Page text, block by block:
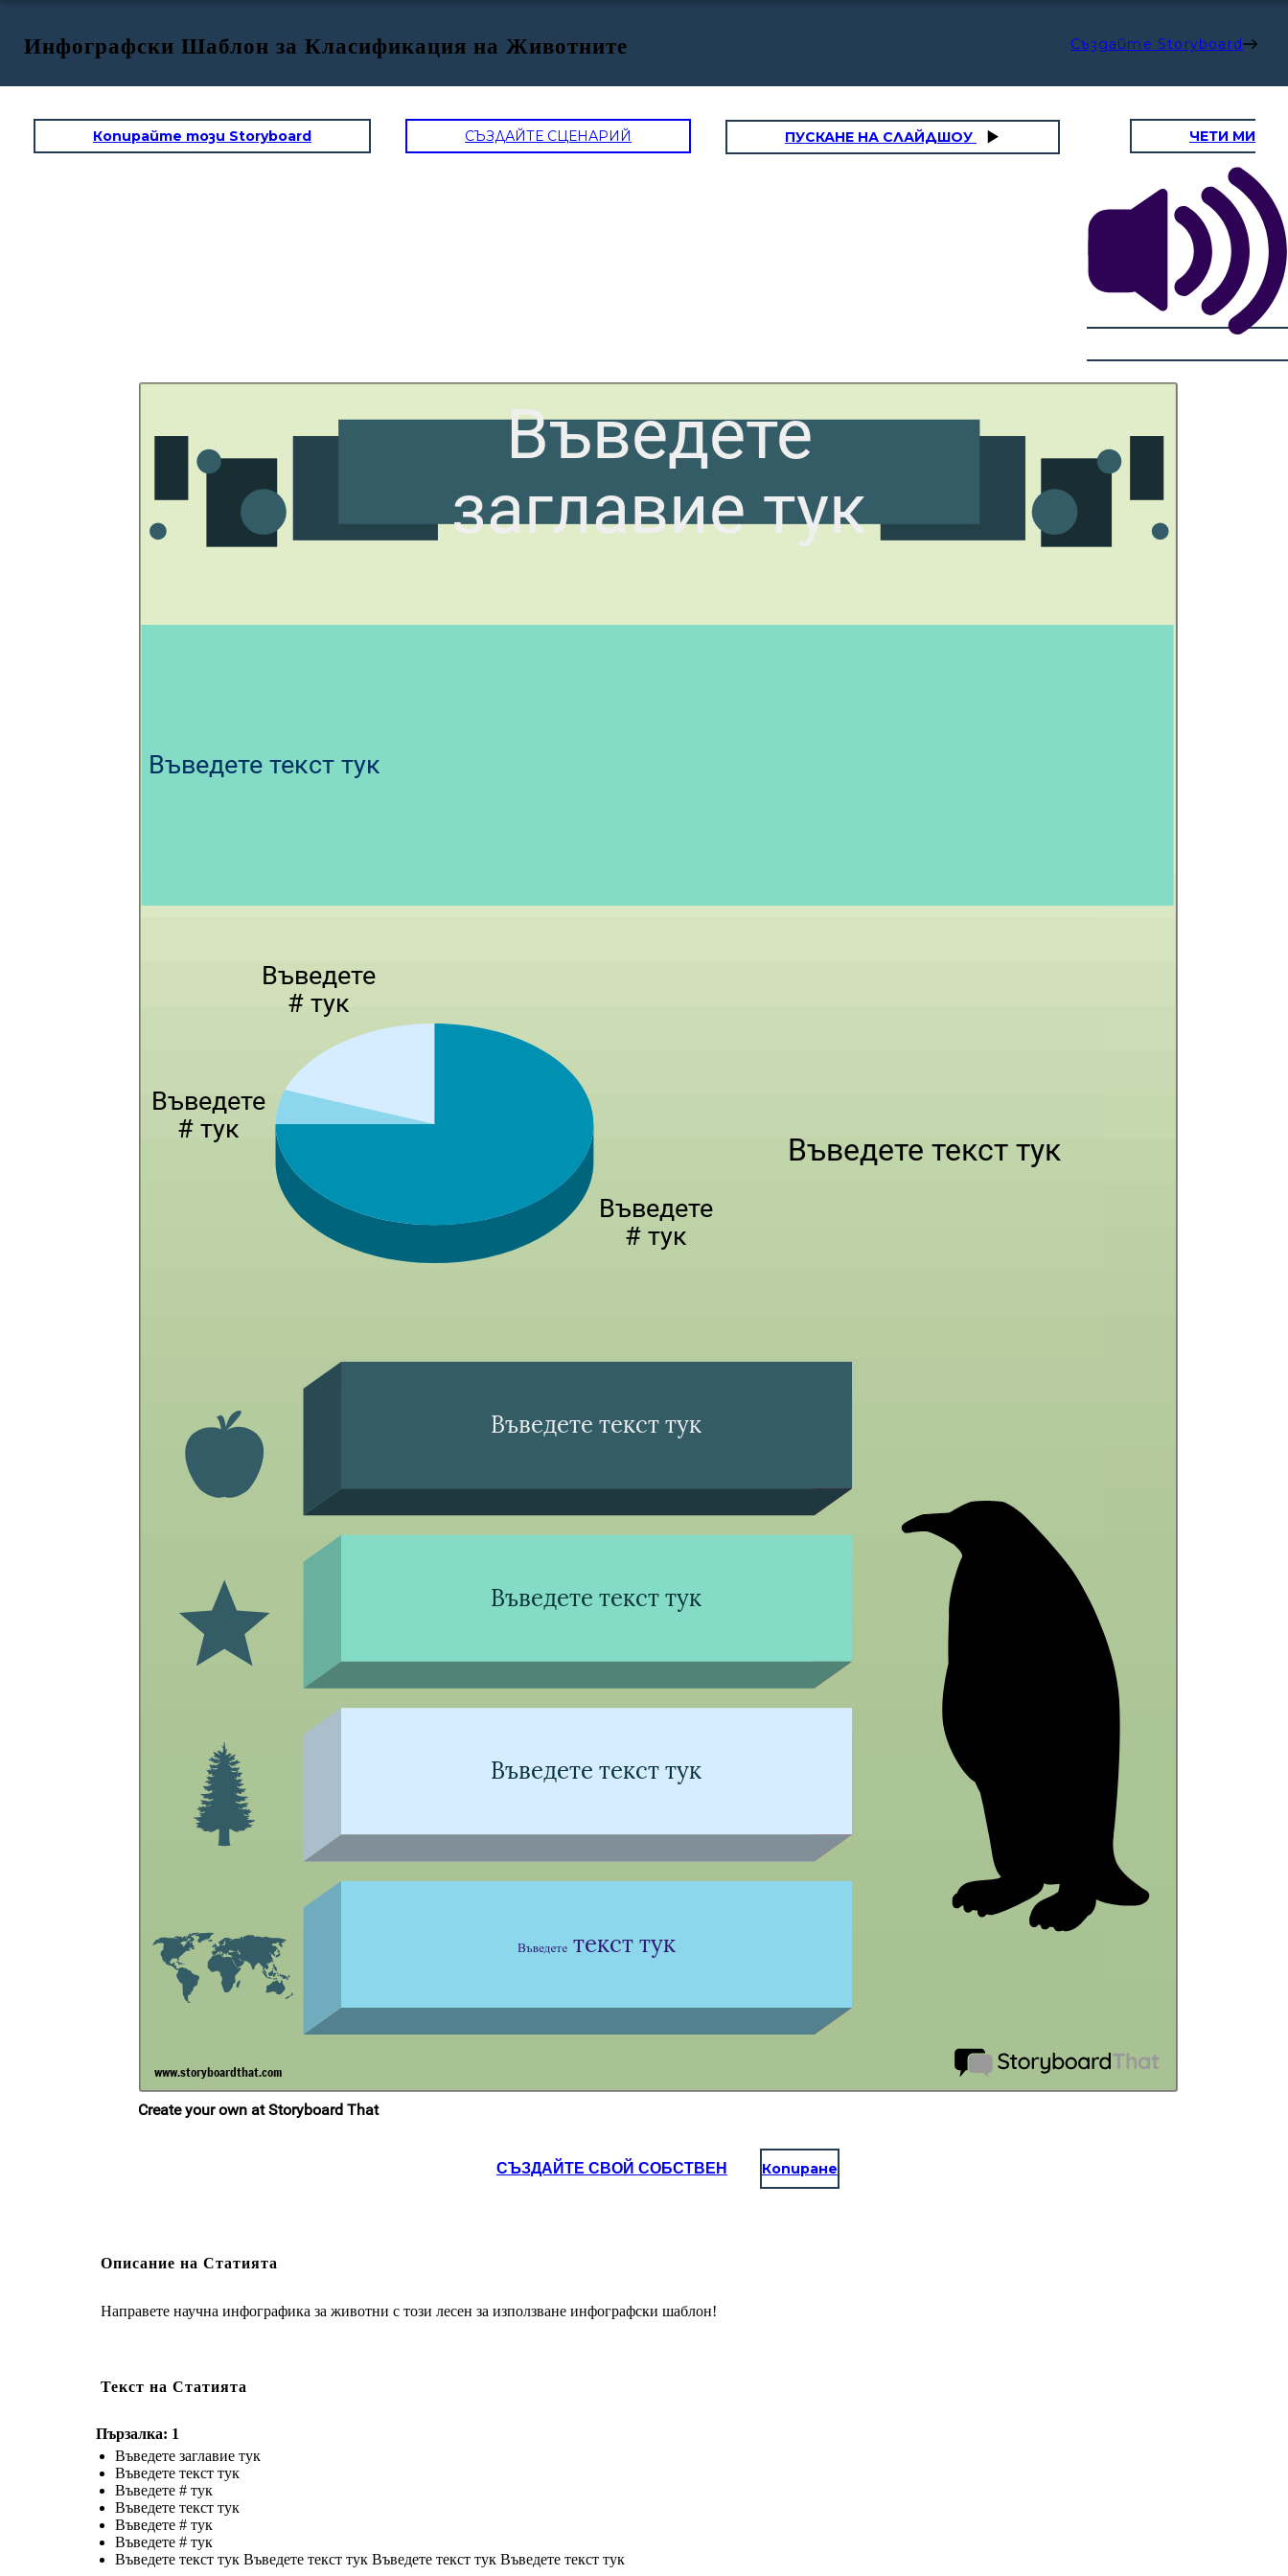
Инфографски Шаблон за Класификация на Животните Създайте Storyboard
Копирайте този Storyboard СЪЗДАЙТЕ СЦЕНАРИЙ ПУСКАНЕ НА СЛАЙДШОУ ЧЕТИ МИ
СЪЗДАЙТЕ СВОЙ СОБСТВЕН Копиране
Описание на Статията
Направете научна инфографика за животни с този лесен за използване инфографски шаблон!
Текст на Статията
Пързалка: 1
Въведете заглавие тук
Въведете текст тук
Въведете # тук
Въведете текст тук
Въведете # тук
Въведете # тук
Въведете текст тук Въведете текст тук Въведете текст тук Въведете текст тук